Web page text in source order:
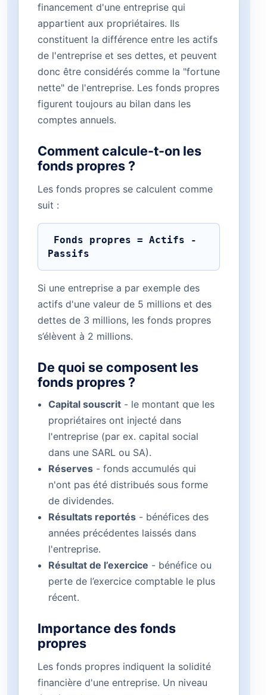
financement d'une entreprise qui
appartient aux propriétaires. Ils
constituent la différence entre les actifs
de l'entreprise et ses dettes, et peuvent
donc être considérés comme la "fortune
nette" de l'entreprise. Les fonds propres
figurent toujours au bilan dans les
comptes annuels.
Comment calcule-t-on les
fonds propres ?
Les fonds propres se calculent comme
suit :
Passifs
Si une entreprise a par exemple des
actifs d'une valeur de 5 millions et des
dettes de 3 millions, les fonds propres
s’élèvent à 2 millions.
De quoi se composent les
fonds propres ?
Capital souscrit- le montant que les
propriétaires ont injecté dans
l'entreprise (par ex. capital social
dans une SARL ou SA).
Réserves- fonds accumulés qui
n'ont pas été distribués sous forme
de dividendes.
Résultats reportés- bénéfices des
années précédentes laissés dans
l'entreprise.
Résultat de l’exercice - bénéfice ou
perte de l’exercice comptable le plus
récent.
Importance des fonds
propres
Les fonds propres indiquent la solidité
financière d'une entreprise. Un niveau